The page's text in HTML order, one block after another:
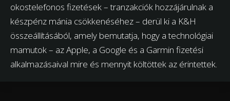
okostelefonos fizetések – tranzakciók hozzájárulnak a
készpénz mánia csökkenéséhez – derül ki a K&H
összeállításából, amely bemutatja, hogy a technológiai
mamutok – az Apple, a Google és a Garmin fizetési
alkalmazásaival mire és mennyit költöttek az érintettek.